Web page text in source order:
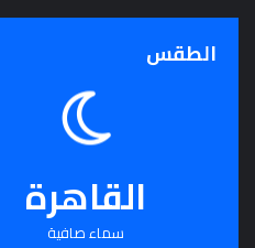
الطقس
القاهرة
سماء صافية